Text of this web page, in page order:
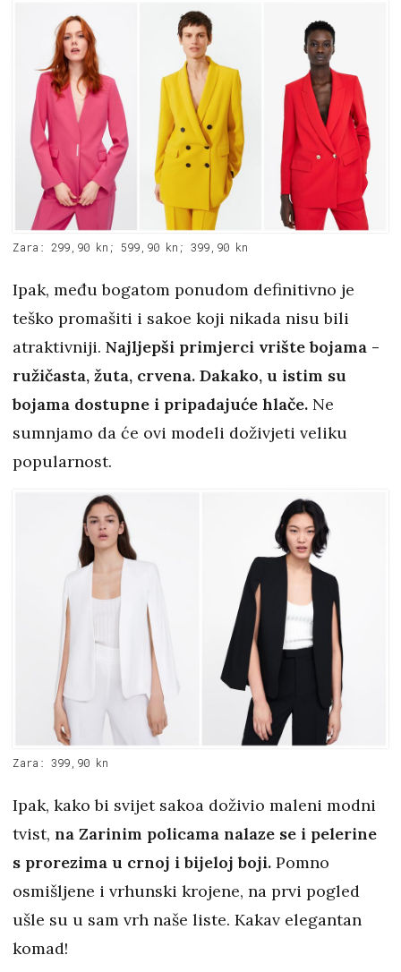
Zara: 299,90 kn; 599,90 kn; 399,90 kn
Ipak, među bogatom ponudom definitivno je
teško promašiti i sakoe koji nikada nisu bili
atraktivniji. Najljepši primjerci vrište bojama -
ružičasta, žuta, crvena. Dakako, u istim su
bojama dostupne i pripadajuće hlače. Ne
sumnjamo da će ovi modeli doživjeti veliku
popularnost.
Zara: 399,90 kn
Ipak, kako bi svijet sakoa doživio maleni modni
tvist, na Zarinim policama nalaze se i pelerine
s prorezima u crnoj i bijeloj boji. Pomno
osmišljene i vrhunski krojene, na prvi pogled
ušle su u sam vrh naše liste. Kakav elegantan
komad!